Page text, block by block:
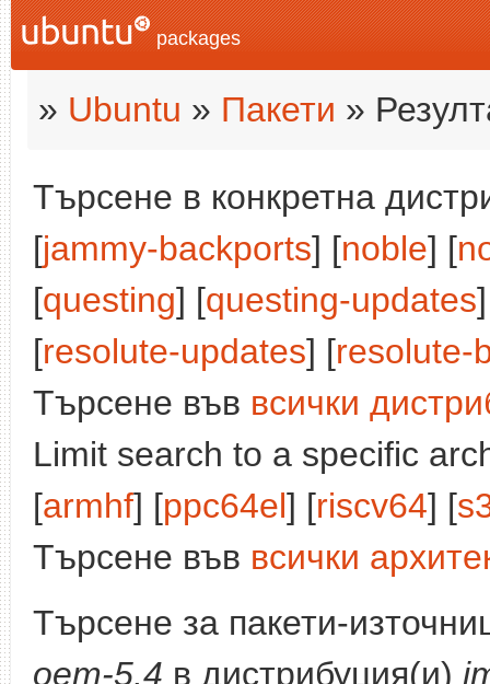
packages
» Ubuntu » Пакети »
Търсене в конкретна
[jammy-backports] [noble] [
[questing] [questing-updates
[resolute-updates] [resolute-
Търсене във всички
Limit search to a specific
[armhf] [ppc64el] [riscv64] [
Търсене във всички
Търсене за пакети-
oem-5.4 в дистрибуция(и)